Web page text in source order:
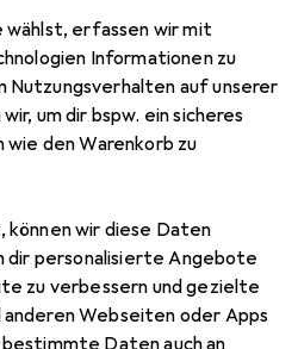
wählst, erfassen wir mit
Informationen zu
Nutzungsverhalten auf unserer
um dir bspw. ein sicheres
wie den Warenkorb zu
können wir diese Daten
dir personalisierte Angebote
zu verbessern und gezielte
anderen Webseiten oder Apps
Daten auch an